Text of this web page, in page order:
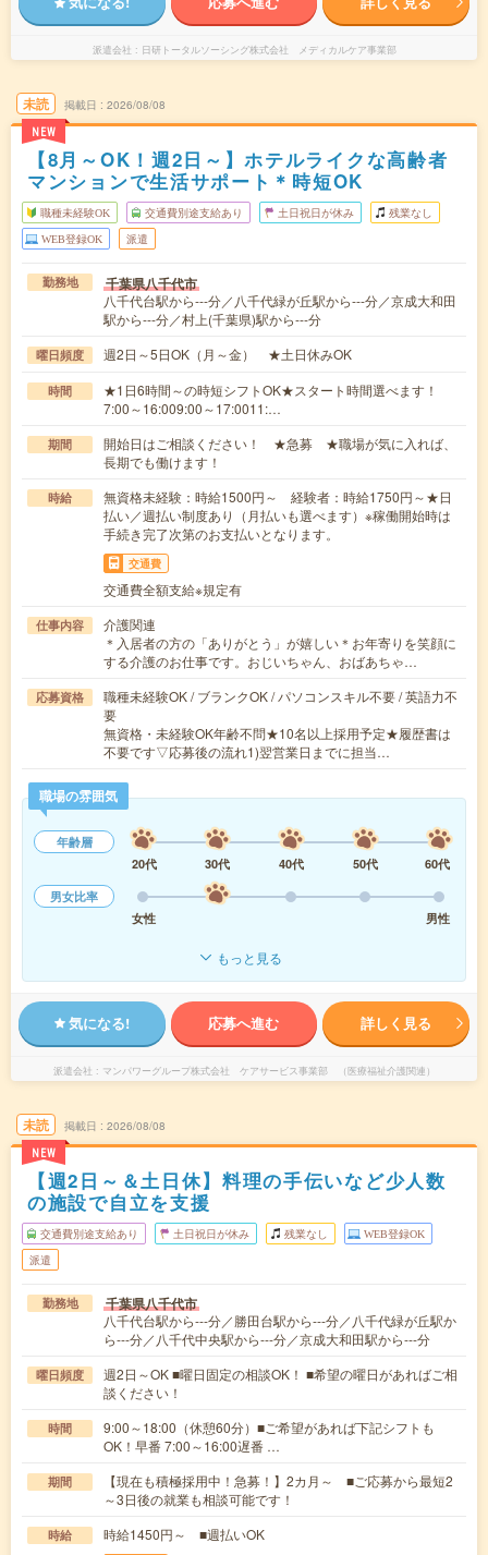
派遣会社 日研トータルソーシング株式会社 メディカルケア事業部
未読
NEW
掲載日 2026/08/08
【8月～OK！週2日～】ホテルライクな高齢者
マンションで生活サポート＊時短OK
職種未経験OK 交通費別途支給あり 土日祝日が休み 残業なし
WEB登録OK 派遣
勤務地 千葉県八千代市
八千代台駅から---分／八千代緑が丘駅から---分／京成大和田
駅から---分／村上(千葉県)駅から---分
曜日頻度 週2日～5日OK（月～金） ★土日休みOK
時間
★1日6時間～の時短シフトOK★スタート時間選べます！
7:00～16:009:00～17:0011:…
期間
開始日はご相談ください！ ★急募 ★職場が気に入れば、
長期でも働けます！
時給
無資格未経験：時給1500円～ 経験者：時給1750円～★日
払い／週払い制度あり（月払いも選べます）※稼働開始時は
手続き完了次第のお支払いとなります。
交通費
交通費全額支給※規定有
仕事内容
介護関連
＊入居者の方の「ありがとう」が嬉しい＊お年寄りを笑顔に
する介護のお仕事です。おじいちゃん、おばあちゃ…
応募資格
職種未経験OK / ブランクOK / パソコンスキル不要 / 英語力不
要
無資格・未経験OK年齢不問★10名以上採用予定★履歴書は
不要です▽応募後の流れ1)翌営業日までに担当…
職場の雰囲気
年齢層
20代
30代 40代 50代
60代
男女比率
女性
男性
もっと見る
気になる! 応募へ進む 詳しく見る
派遣会社 マンパワーグループ株式会社 ケアサービス事業部 （医療福祉介護関連）
未読
NEW
掲載日 2026/08/08
【週2日～＆土日休】料理の手伝いなど少人数
の施設で自立を支援
交通費別途支給あり 土日祝日が休み 残業なし WEB登録OK
派遣
勤務地 千葉県八千代市
八千代台駅から---分／勝田台駅から---分／八千代緑が丘駅か
ら---分／八千代中央駅から---分／京成大和田駅から---分
曜日頻度
週2日～OK ■曜日固定の相談OK！ ■希望の曜日があればご相
談ください！
時間
9:00～18:00（休憩60分）■ご希望があれば下記シフトも
OK！早番 7:00～16:00遅番 …
期間
【現在も積極採用中！急募！】2カ月～ ■ご応募から最短2
～3日後の就業も相談可能です！
時給 時給1450円～ ■週払いOK